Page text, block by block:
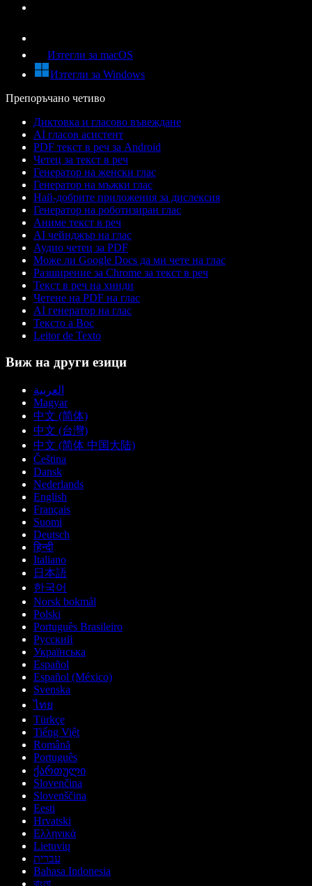
Изтегли за macOS
Изтегли за Windows
Препоръчано четиво
Диктовка и гласово въвеждане
AI гласов асистент
PDF текст в реч за Android
Четец за текст в реч
Генератор на женски глас
Генератор на мъжки глас
Най-добрите приложения за дислексия
Генератор на роботизиран глас
Аниме текст в реч
AI чейнджър на глас
Аудио четец за PDF
Може ли Google Docs да ми чете на глас
Разширение за Chrome за текст в реч
Текст в реч на хинди
Четене на PDF на глас
AI генератор на глас
Тексто а Вос
Leitor de Texto
Виж на други езици
العربية
Magyar
中文 (简体)
中文 (台灣)
中文 (简体 中国大陆)
Čeština
Dansk
Nederlands
English
Français
Suomi
Deutsch
हिन्दी
Italiano
日本語
한국어
Norsk bokmål
Polski
Português Brasileiro
Русский
Українська
Español
Español (México)
Svenska
ไทย
Türkçe
Tiếng Việt
Română
Português
ქართული
Slovenčina
Slovenščina
Eesti
Hrvatski
Ελληνικά
Lietuvių
עברית
Bahasa Indonesia
বাংলা